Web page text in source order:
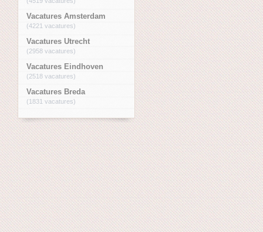
Vacatures Amsterdam
(4221 vacatures)
Vacatures Utrecht
(2958 vacatures)
Vacatures Eindhoven
(2518 vacatures)
Vacatures Breda
(1831 vacatures)